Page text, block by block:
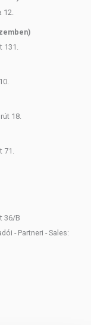
12.
131.
18.
71.
36/B
- Partneri - Sales: